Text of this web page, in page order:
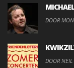
DOOR
DOOR